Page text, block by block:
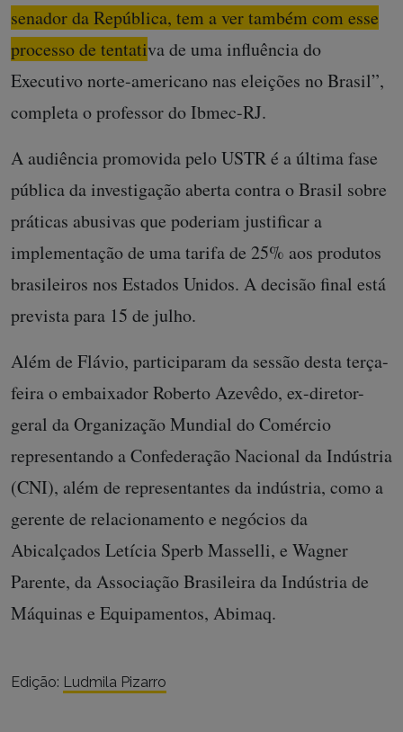
senador da República, tem a ver também com esse
processo de tentativa de uma influência do
Executivo norte-americano nas eleições no Brasil”,
completa o professor do Ibmec-RJ.
A audiência promovida pelo USTR é a última fase
pública da investigação aberta contra o Brasil sobre
práticas abusivas que poderiam justificar a
implementação de uma tarifa de 25% aos produtos
brasileiros nos Estados Unidos. A decisão final está
prevista para 15 de julho.
Além de Flávio, participaram da sessão desta terça-
feira o embaixador Roberto Azevêdo, ex-diretor-
geral da Organização Mundial do Comércio
representando a Confederação Nacional da Indústria
(CNI), além de representantes da indústria, como a
gerente de relacionamento e negócios da
Abicalçados Letícia Sperb Masselli, e Wagner
Parente, da Associação Brasileira da Indústria de
Máquinas e Equipamentos, Abimaq.
Edição: Ludmila Pizarro